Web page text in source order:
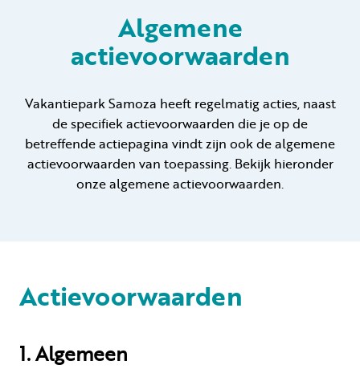
Huren
Particulier huren
Werken bij
Mijn Samoza
Algemene
actievoorwaarden
Vakantiepark Samoza heeft regelmatig acties, naast
de specifiek actievoorwaarden die je op de
betreffende actiepagina vindt zijn ook de algemene
actievoorwaarden van toepassing. Bekijk hieronder
onze algemene actievoorwaarden.
Actievoorwaarden
1. Algemeen